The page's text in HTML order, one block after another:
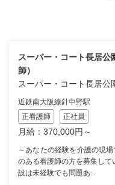
スーパー・コート長居
師）
スーパー・コート長居公
近鉄南大阪線針中野駅
正看護師
正社員
月給：370,000円～
～あなたの経験を介護の現
のある看護師の方を募集し
設は未経験でも問題あ...